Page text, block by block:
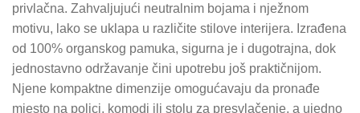
privlačna. Zahvaljujući neutralnim bojama i nježnom
motivu, lako se uklapa u različite stilove interijera. Izrađena
od 100% organskog pamuka, sigurna je i dugotrajna, dok
jednostavno održavanje čini upotrebu još praktičnijom.
Njene kompaktne dimenzije omogućavaju da pronađe
mjesto na polici, komodi ili stolu za presvlačenje, a ujedno